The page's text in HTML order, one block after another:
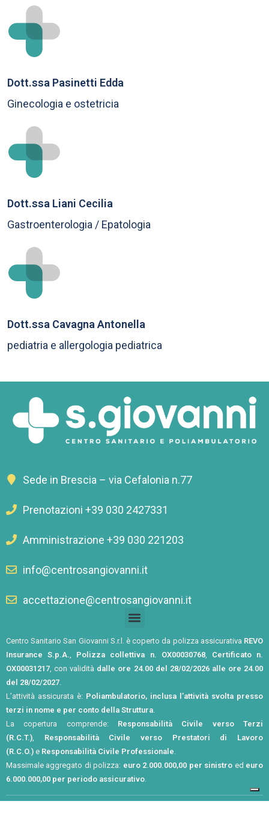
Dott.ssa Pasinetti Edda
Ginecologia e ostetricia
Dott.ssa Liani Cecilia
Gastroenterologia / Epatologia
Dott.ssa Cavagna Antonella
pediatria e allergologia pediatrica
Sede in Brescia – via Cefalonia n.77
Prenotazioni +39 030 2427331
Amministrazione +39 030 221203
info@centrosangiovanni.it
accettazione@centrosangiovanni.it
Centro Sanitario San Giovanni S.r.l. è coperto da polizza assicurativa REVO
Insurance S.p.A.
Polizza collettiva n. OX00030768, Certificato n.
OX00031217 , con validità dalle ore 24.00 del 28/02/2026 alle ore 24.00
del 28/02/2027
L’attività assicurata è: Poliambulatorio, inclusa l’attività svolta presso
terzi in nome e per conto della Struttura
La copertura comprende: Responsabilità Civile verso Terzi
(R.C.T.)
Responsabilità Civile verso Prestatori di Lavoro
(R.C.O.) e Responsabilità Civile Professionale
Massimale aggregato di polizza: euro 2.000.000,00 per sinistro ed euro
6.000.000,00 per periodo assicurativo